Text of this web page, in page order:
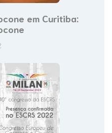
em Curitiba: